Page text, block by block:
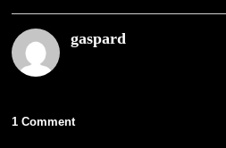
gaspard
1 Comment